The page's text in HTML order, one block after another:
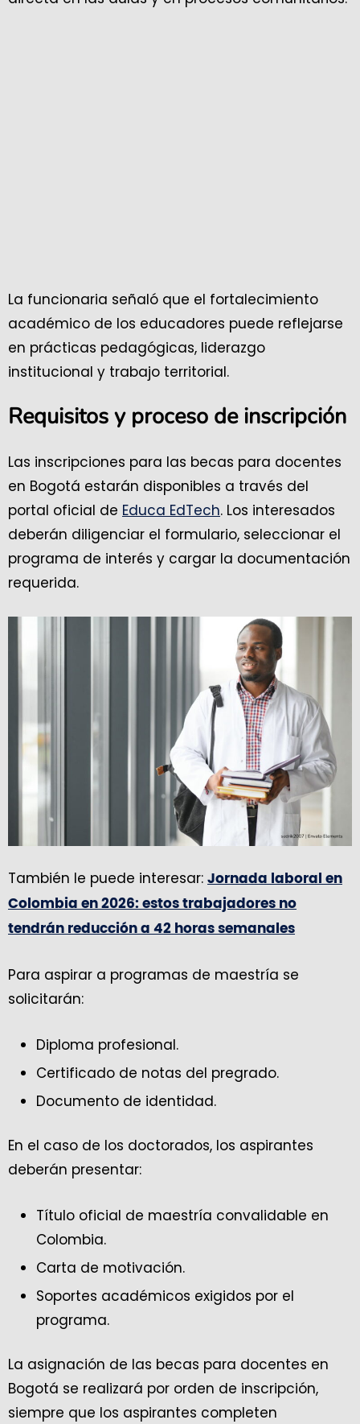
La funcionaria señaló que el fortalecimiento
académico de los educadores puede reflejarse
en prácticas pedagógicas, liderazgo
institucional y trabajo territorial.
Requisitos y proceso de inscripción
Las inscripciones para las becas para docentes
en Bogotá estarán disponibles a través del
portal oficial de Educa EdTech. Los interesados
deberán diligenciar el formulario, seleccionar el
programa de interés y cargar la documentación
requerida.
También le puede interesar: Jornada laboral en
Colombia en 2026: estos trabajadores no
tendrán reducción a 42 horas semanales
Para aspirar a programas de maestría se
solicitarán:
Diploma profesional.
Certificado de notas del pregrado.
Documento de identidad.
En el caso de los doctorados, los aspirantes
deberán presentar:
Título oficial de maestría convalidable en
Colombia.
Carta de motivación.
Soportes académicos exigidos por el
programa.
La asignación de las becas para docentes en
Bogotá se realizará por orden de inscripción,
siempre que los aspirantes completen